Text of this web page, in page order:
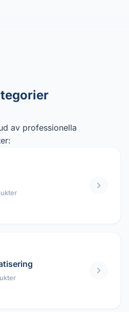
av professionella